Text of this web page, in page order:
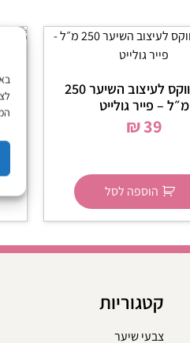
אקווה ווקס לעיצוב השיער 250
מ״ל – פייר גולייט
₪39
הוספה לסל
50 מ"ל OSiS Glow | שוורצקופף
קטגוריות
צבעי שיער